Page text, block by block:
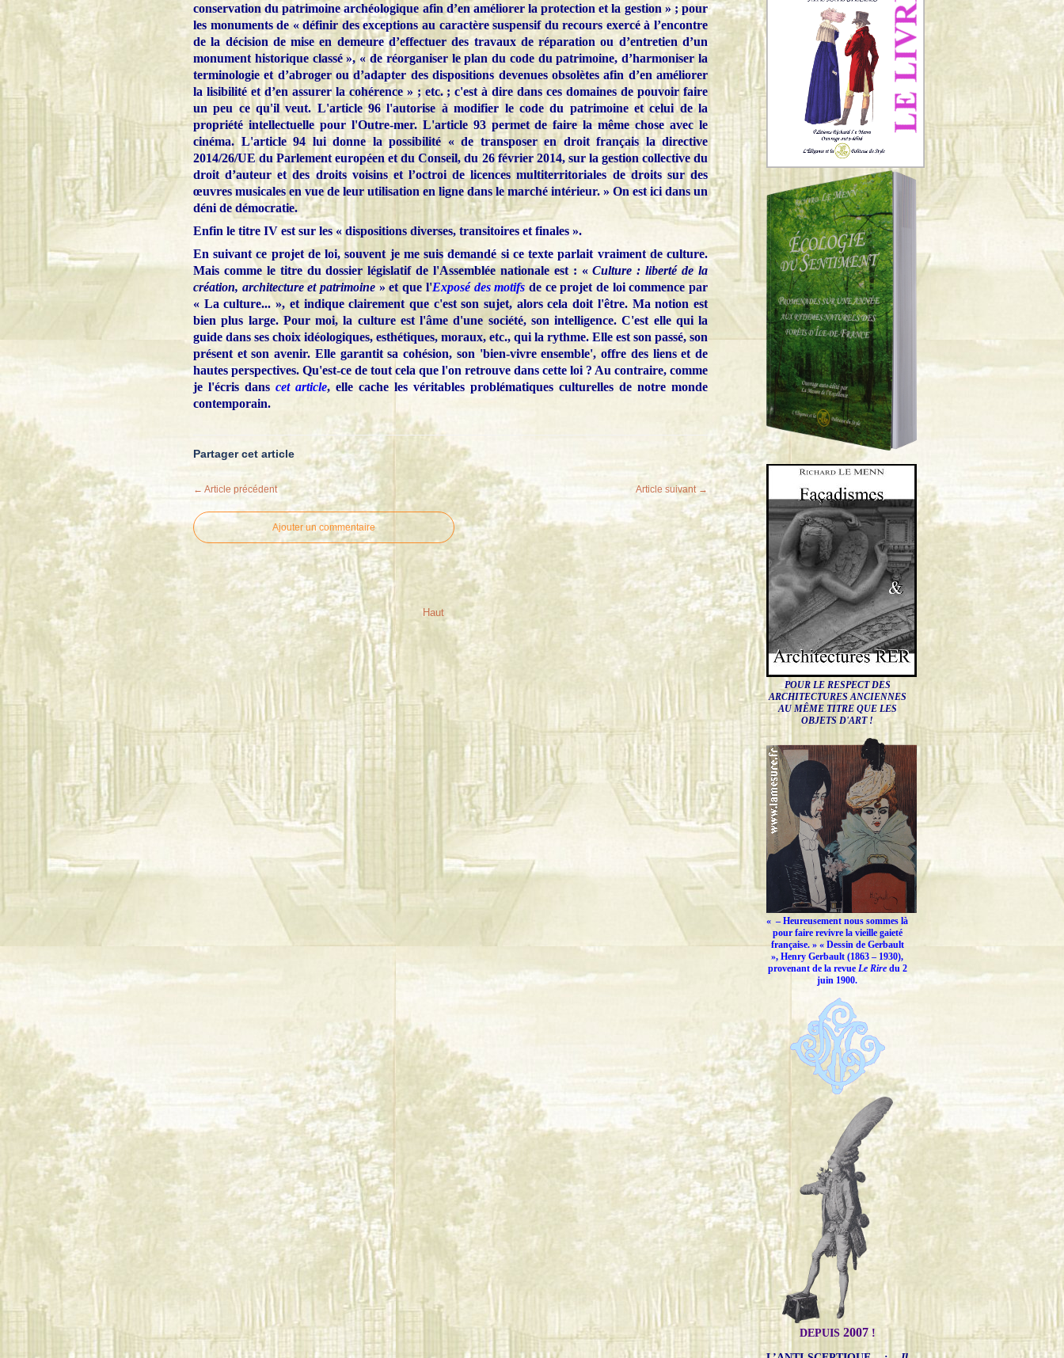
conservation du patrimoine archéologique afin d’en améliorer la protection et la gestion » ; pour
les monuments de « définir des exceptions au caractère suspensif du recours exercé à l’encontre
de la décision de mise en demeure d’effectuer des travaux de réparation ou d’entretien d’un
monument historique classé », « de réorganiser le plan du code du patrimoine, d’harmoniser la
terminologie et d’abroger ou d’adapter des dispositions devenues obsolètes afin d’en améliorer
la lisibilité et d’en assurer la cohérence » ; etc. ; c'est à dire dans ces domaines de pouvoir faire
un peu ce qu'il veut. L'article 96 l'autorise à modifier le code du patrimoine et celui de la
propriété intellectuelle pour l'Outre-mer. L'article 93 permet de faire la même chose avec le
cinéma. L'article 94 lui donne la possibilité « de transposer en droit français la directive
2014/26/UE du Parlement européen et du Conseil, du 26 février 2014, sur la gestion collective du
droit d’auteur et des droits voisins et l’octroi de licences multiterritoriales de droits sur des
œuvres musicales en vue de leur utilisation en ligne dans le marché intérieur. » On est ici dans un
déni de démocratie.
Enfin le titre IV est sur les « dispositions diverses, transitoires et finales ».
En suivant ce projet de loi, souvent je me suis demandé si ce texte parlait vraiment de culture.
Mais comme le titre du dossier législatif de l'Assemblée nationale est : «Culture : liberté de la
création, architecture et patrimoine» et que l'Exposé des motifs de ce projet de loi commence par
« La culture... », et indique clairement que c'est son sujet, alors cela doit l'être. Ma notion est
bien plus large. Pour moi, la culture est l'âme d'une société, son intelligence. C'est elle qui la
guide dans ses choix idéologiques, esthétiques, moraux, etc., qui la rythme. Elle est son passé, son
présent et son avenir. Elle garantit sa cohésion, son 'bien-vivre ensemble', offre des liens et de
hautes perspectives. Qu'est-ce de tout cela que l'on retrouve dans cette loi ? Au contraire, comme
je l'écris dans cet article, elle cache les véritables problématiques culturelles de notre monde
contemporain.
Partager cet article
← Article précédent Article suivant →
Ajouter un commentaire
Haut
POUR LE RESPECT DES
ARCHITECTURES ANCIENNES
AU MÊME TITRE QUE LES
OBJETS D'ART !
« – Heureusement nous sommes là
pour faire revivre la vieille gaieté
française.» « Dessin de Gerbault
», Henry Gerbault (1863 – 1930),
provenant de la revue Le Riredu 2
juin 1900.
DEPUIS 2007!